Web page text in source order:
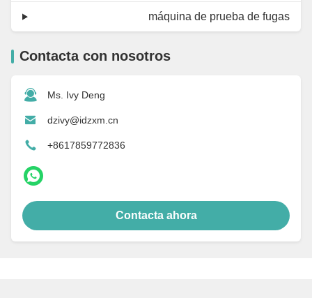
máquina de prueba de fugas
Contacta con nosotros
Ms. Ivy Deng
dzivy@idzxm.cn
+8617859772836
Contacta ahora